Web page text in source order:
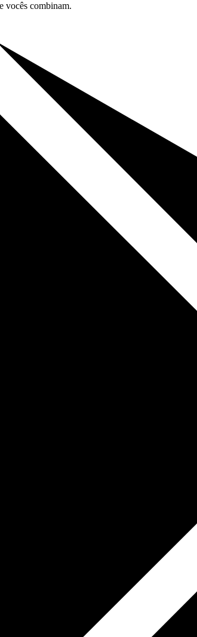
vocês combinam.